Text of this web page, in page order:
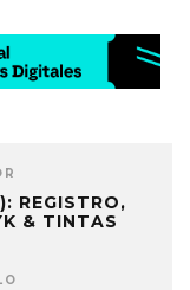
REGISTRO,
& TINTAS